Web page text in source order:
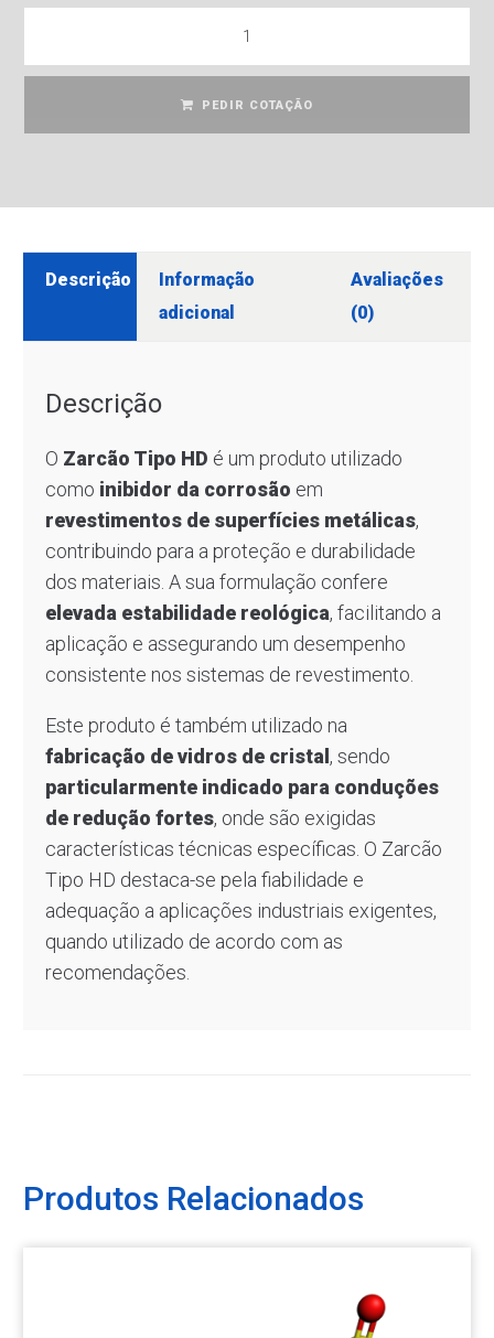
PEDIR COTAÇÃO
Descrição
Informação
adicional
Avaliações
(0)
Descrição
O Zarcão Tipo HD é um produto utilizado
como inibidor da corrosão em
revestimentos de superfícies metálicas,
contribuindo para a proteção e durabilidade
dos materiais. A sua formulação confere
elevada estabilidade reológica, facilitando a
aplicação e assegurando um desempenho
consistente nos sistemas de revestimento.
Este produto é também utilizado na
fabricação de vidros de cristal , sendo
particularmente indicado para conduções
de redução fortes, onde são exigidas
características técnicas específicas. O Zarcão
Tipo HD destaca-se pela fiabilidade e
adequação a aplicações industriais exigentes,
quando utilizado de acordo com as
recomendações.
Produtos Relacionados